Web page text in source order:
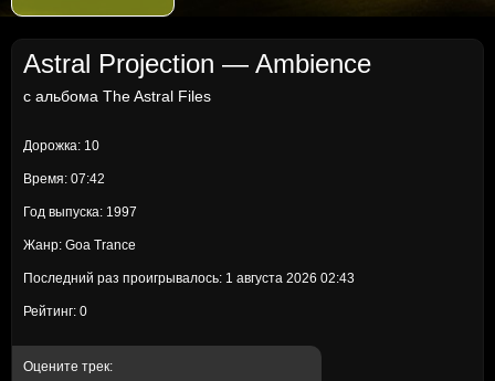
Astral Projection — Ambience
с альбома The Astral Files
Дорожка: 10
Время: 07:42
Год выпуска: 1997
Жанр: Goa Trance
Последний раз проигрывалось: 1 августа 2026 02:43
Рейтинг: 0
Оцените трек: